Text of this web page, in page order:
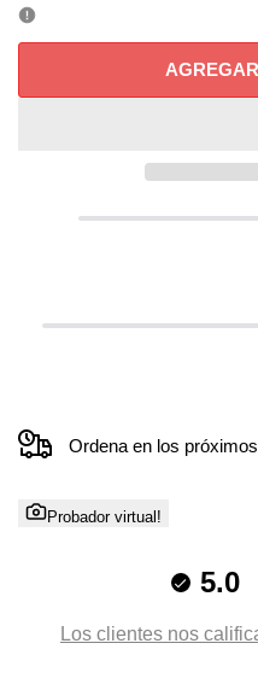
Ordena en los próximos
Probador virtual!
5.0
Los clientes nos